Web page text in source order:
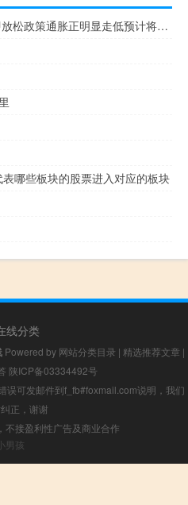
美联储博斯蒂克：不赞成立即放松政策通胀正明显走低预计将继续缓慢下降
哪些板块的股票进入对应的板块
线分类
Powered by 网站分类目录 | 精选推荐文章 |
陕ICP备03334492号
误可发邮件到f_fb#foxmail.com说明，我们
正，谢谢
不接盈利性广告及商业合作
男孩